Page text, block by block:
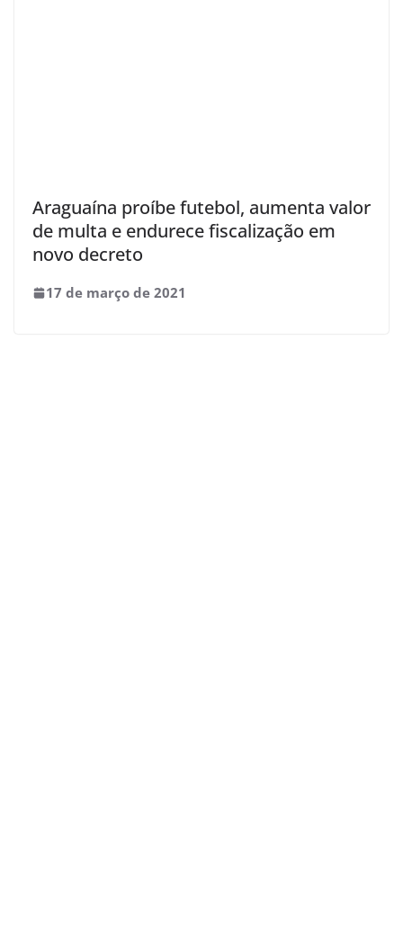
Araguaína proíbe futebol, aumenta valor
de multa e endurece fiscalização em
novo decreto
17 de março de 2021